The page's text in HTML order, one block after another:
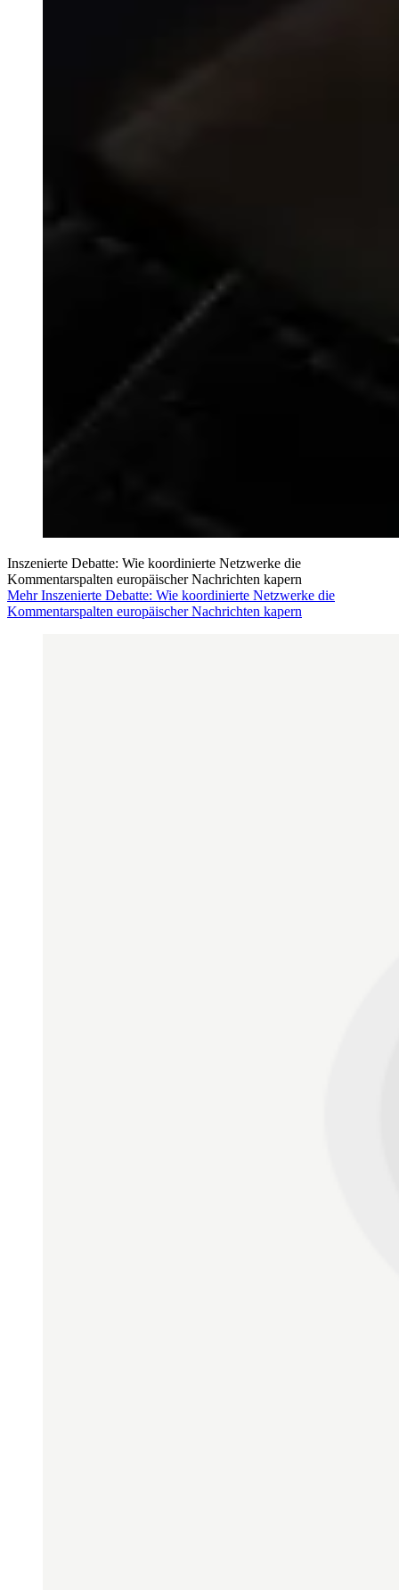
Inszenierte Debatte: Wie koordinierte Netzwerke die
Kommentarspalten europäischer Nachrichten kapern
Mehr Inszenierte Debatte: Wie koordinierte Netzwerke die
Kommentarspalten europäischer Nachrichten kapern